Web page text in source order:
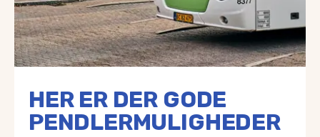
HER ER DER GODE
PENDLERMULIGHEDER